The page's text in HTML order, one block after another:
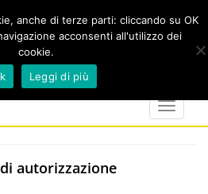
marker
calendar
Toggle
autorizzazione
anche di terze parti: cliccando su OK
acconsenti all'utilizzo dei
cookie.
Leggi di più